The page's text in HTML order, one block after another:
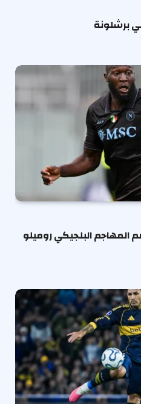
برشلونة
البلجيكي روميلو